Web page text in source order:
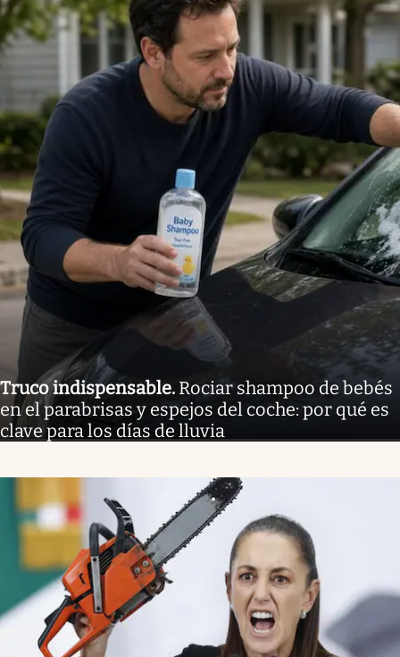
Truco indispensable. Rociar shampoo de bebés
en el parabrisas y espejos del coche: por qué es
clave para los días de lluvia